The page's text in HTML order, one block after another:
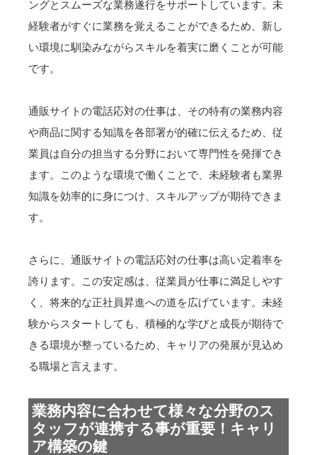
ングとスムーズな業務遂行をサポートしています。未
経験者がすぐに業務を覚えることができるため、新し
い環境に馴染みながらスキルを着実に磨くことが可能
です。
通販サイトの電話応対の仕事は、その特有の業務内容
や商品に関する知識を各部署が的確に伝えるため、従
業員は自分の担当する分野において専門性を発揮でき
ます。このような環境で働くことで、未経験者も業界
知識を効率的に身につけ、スキルアップが期待できま
す。
さらに、通販サイトの電話応対の仕事は高い定着率を
誇ります。この安定感は、従業員が仕事に満足しやす
く、将来的な正社員昇進への道を広げています。未経
験からスタートしても、積極的な学びと成長が期待で
きる環境が整っているため、キャリアの発展が見込め
る職場と言えます。
業務内容に合わせて様々な分野のス
タッフが連携する事が重要！キャリ
ア構築の鍵